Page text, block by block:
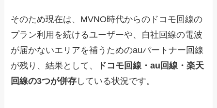
そのため現在は、MVNO時代からのドコモ回線の
プラン利用を続けるユーザーや、自社回線の電波
が届かないエリアを補うためのauパートナー回線
が残り、結果として、
ドコモ回線・au回線・楽天
回線の3つが併存 している状況です。